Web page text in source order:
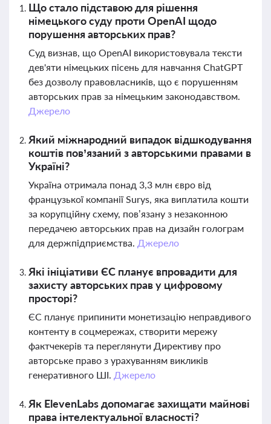
Що стало підставою для рішення
німецького суду проти OpenAI щодо
порушення авторських прав?
Суд визнав, що OpenAI використовувала тексти
дев'яти німецьких пісень для навчання ChatGPT
без дозволу правовласників, що є порушенням
авторських прав за німецьким законодавством.
Джерело
Який міжнародний випадок відшкодування
коштів пов’язаний з авторськими правами в
Україні?
Україна отримала понад 3,3 млн євро від
французької компанії Surys, яка виплатила кошти
за корупційну схему, пов’язану з незаконною
передачею авторських прав на дизайн голограм
для держпідприємства. Джерело
Які ініціативи ЄС планує впровадити для
захисту авторських прав у цифровому
просторі?
ЄС планує припинити монетизацію неправдивого
контенту в соцмережах, створити мережу
фактчекерів та переглянути Директиву про
авторське право з урахуванням викликів
генеративного ШІ. Джерело
Як ElevenLabs допомагає захищати майнові
права інтелектуальної власності?